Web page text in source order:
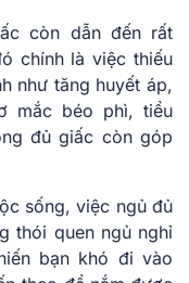
còn dẫn đến rất
chính là việc thiếu
như tăng huyết áp,
mắc béo phì, tiểu
đủ giấc còn góp
sống, việc ngủ đủ
thói quen ngủ nghỉ
bạn khó đi vào